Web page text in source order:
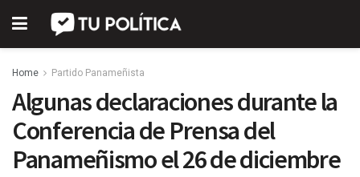
Home Partido Panameñista
Algunas declaraciones durante la
Conferencia de Prensa del
Panameñismo el 26 de diciembre